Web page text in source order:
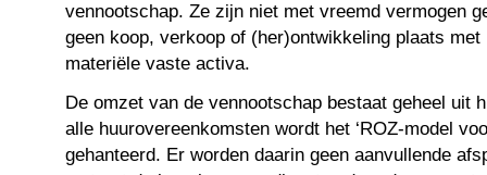
vennootschap. Ze zijn niet met vreemd vermogen
geen koop, verkoop of (her)ontwikkeling plaats
materiële vaste activa.
De omzet van de vennootschap bestaat geheel uit
alle huurovereenkomsten wordt het ‘ROZ-model
gehanteerd. Er worden daarin geen aanvullende